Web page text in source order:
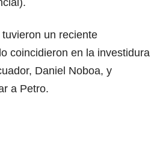
un reciente
coincidieron en la investidura
Daniel Noboa, y
a Petro.